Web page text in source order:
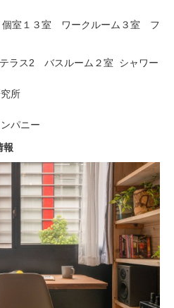
個室１３室 ワークルーム３室 フ
ラス2 バスルーム２室 シャワー
所
パニー
報